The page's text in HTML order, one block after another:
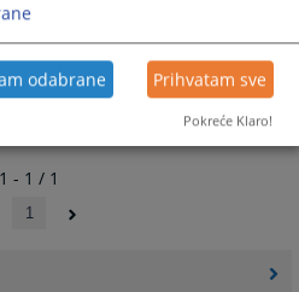
1 - 1 / 1
1
odabrane Prihvatam sve
Pokreće Klaro!